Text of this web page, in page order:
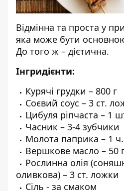
Відмінна та проста у
яка може бути
До того ж – дієтична.
Інгридієнти:
Курячі грудки – 800 г
Соєвий соус – 3 ст.
Цибуля ріпчаста – 1
Часник – 3-4 зубчики
Молота паприка – 1
Вершкове масло – 50
Рослинна олія
оливкова) – 3 ст. ложки
Сіль - за смаком